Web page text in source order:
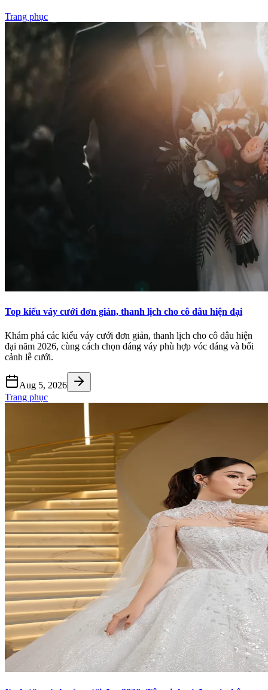
Trang phục
Top kiểu váy cưới đơn giản, thanh lịch cho cô dâu hiện đại
Khám phá các kiểu váy cưới đơn giản, thanh lịch cho cô dâu hiện
đại năm 2026, cùng cách chọn dáng váy phù hợp vóc dáng và bối
cảnh lễ cưới.
Aug 5, 2026
Trang phục